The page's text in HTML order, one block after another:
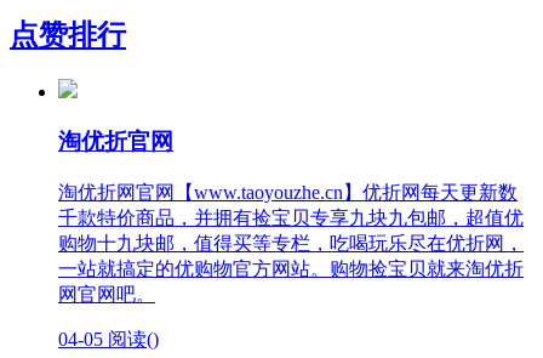
点赞排行
淘优折官网
淘优折网官网【www.taoyouzhe.cn】优折网每天更新数
千款特价商品，并拥有捡宝贝专享九块九包邮，超值优
购物十九块邮，值得买等专栏，吃喝玩乐尽在优折网，
一站就搞定的优购物官方网站。购物捡宝贝就来淘优折
网官网吧。
04-05 阅读()